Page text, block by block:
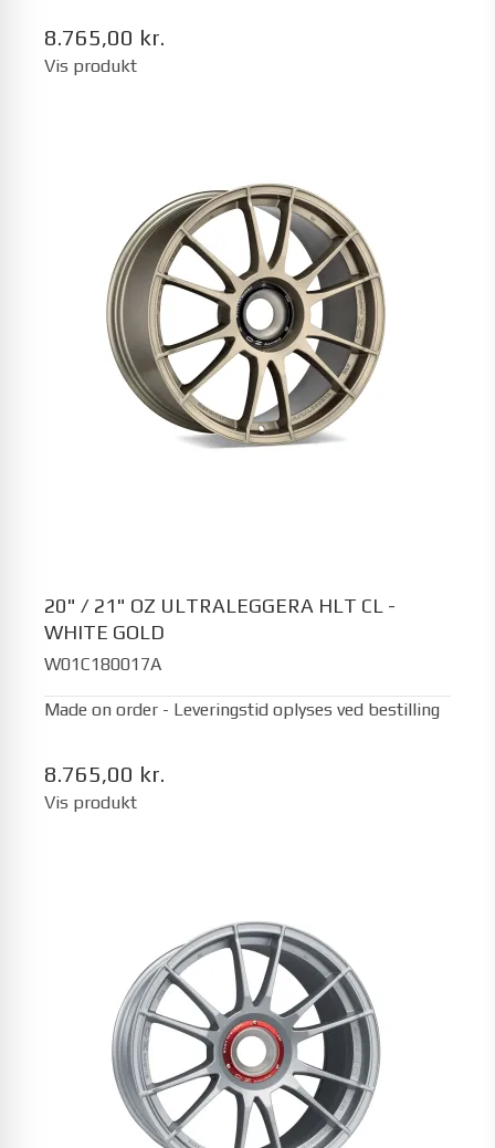
8.765,00 kr.
Vis produkt
20" / 21" OZ ULTRALEGGERA HLT CL -
WHITE GOLD
W01C180017A
Made on order - Leveringstid oplyses ved bestilling
8.765,00 kr.
Vis produkt